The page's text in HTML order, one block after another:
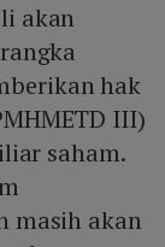
akan
hak
III)
saham.
masih akan